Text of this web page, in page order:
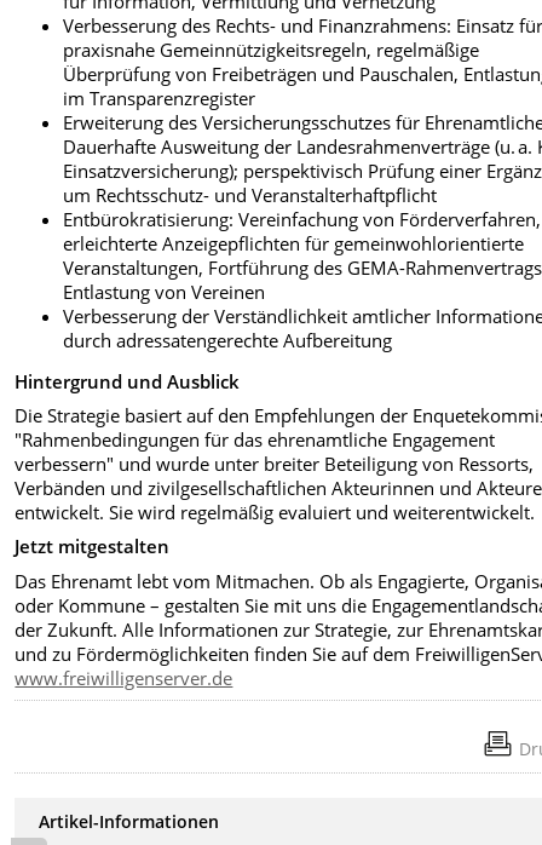
Verbesserung des Rechts- und Finanzrahmens: Einsatz
praxisnahe Gemeinnützigkeitsregeln, regelmäßige
Überprüfung von Freibeträgen und Pauschalen,
im Transparenzregister
Erweiterung des Versicherungsschutzes für
Dauerhafte Ausweitung der Landesrahmenverträge (u. a.
Einsatzversicherung); perspektivisch Prüfung einer
um Rechtsschutz- und Veranstalterhaftpflicht
Entbürokratisierung: Vereinfachung von Förderverfahren,
erleichterte Anzeigepflichten für gemeinwohlorientierte
Veranstaltungen, Fortführung des GEMA-
Entlastung von Vereinen
Verbesserung der Verständlichkeit amtlicher
durch adressatengerechte Aufbereitung
Hintergrund und Ausblick
Die Strategie basiert auf den Empfehlungen der
"Rahmenbedingungen für das ehrenamtliche Engagement
verbessern" und wurde unter breiter Beteiligung von Ressorts,
Verbänden und zivilgesellschaftlichen Akteurinnen und
entwickelt. Sie wird regelmäßig evaluiert und weiterentwickelt.
Jetzt mitgestalten
Das Ehrenamt lebt vom Mitmachen. Ob als Engagierte,
oder Kommune – gestalten Sie mit uns die
der Zukunft. Alle Informationen zur Strategie, zur
und zu Fördermöglichkeiten finden Sie auf dem
www.freiwilligenserver.de
Artikel-Informationen